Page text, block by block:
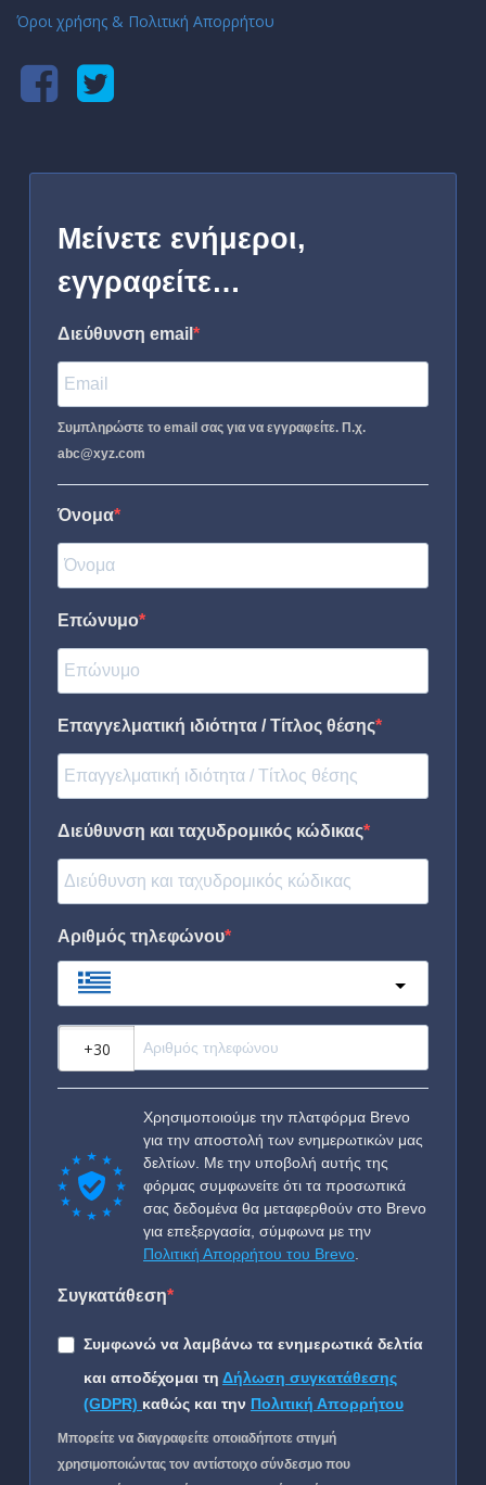
Όροι χρήσης & Πολιτική Απορρήτου
Μείνετε ενήμεροι,
εγγραφείτε…
Διεύθυνση email
Συμπληρώστε το email σας για να εγγραφείτε. Π.χ.
abc@xyz.com
Όνομα
Επώνυμο
Επαγγελματική ιδιότητα / Τίτλος θέσης
Διεύθυνση και ταχυδρομικός κώδικας
Αριθμός τηλεφώνου
Χρησιμοποιούμε την πλατφόρμα Brevo
για την αποστολή των ενημερωτικών μας
δελτίων. Με την υποβολή αυτής της
φόρμας συμφωνείτε ότι τα προσωπικά
σας δεδομένα θα μεταφερθούν στο Brevo
για επεξεργασία, σύμφωνα με την
Πολιτική Απορρήτου του Brevo
Συγκατάθεση
Συμφωνώ να λαμβάνω τα ενημερωτικά δελτία
και αποδέχομαι τη Δήλωση συγκατάθεσης
(GDPR) καθώς και την Πολιτική Απορρήτου
Μπορείτε να διαγραφείτε οποιαδήποτε στιγμή
χρησιμοποιώντας τον αντίστοιχο σύνδεσμο που